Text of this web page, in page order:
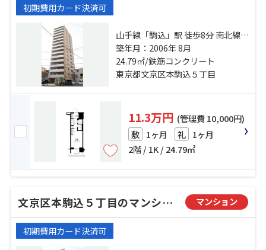
初期費用カード決済可
山手線「駒込」駅 徒歩8分 南北線
「駒込」駅 徒歩9分 南北線「本駒
込」駅 徒歩18分
築年月：2006年 8月
24.79㎡/鉄筋コンクリート
東京都文京区本駒込５丁目
11.3万円 (管理費 10,000円)
敷 1ヶ月 礼 1ヶ月
2階 / 1K / 24.79㎡
文京区本駒込５丁目のマンション マンション
初期費用カード決済可